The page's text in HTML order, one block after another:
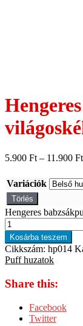
5.900 Ft – 11.900 Ft
Variációk
Törlés
Hengeres
Kosárba teszem
Cikkszám: hp014
Puff huzatok
Share this:
Facebook
Twitter